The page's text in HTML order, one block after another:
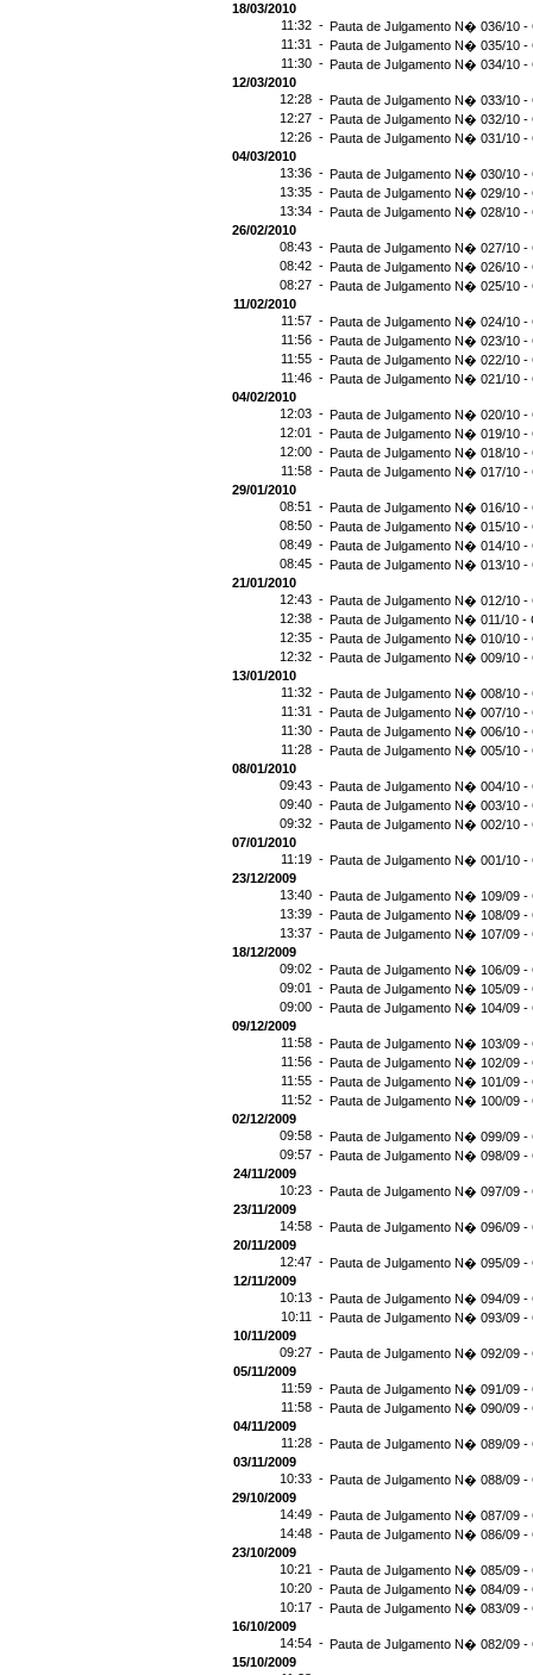
18/03/2010
11:32 - Pauta de Julgamento N� 036/10 -
11:31 - Pauta de Julgamento N� 035/10 -
11:30 - Pauta de Julgamento N� 034/10 -
12/03/2010
12:28 - Pauta de Julgamento N� 033/10 -
12:27 - Pauta de Julgamento N� 032/10 -
12:26 - Pauta de Julgamento N� 031/10 -
04/03/2010
13:36 - Pauta de Julgamento N� 030/10 -
13:35 - Pauta de Julgamento N� 029/10 -
13:34 - Pauta de Julgamento N� 028/10 -
26/02/2010
08:43 - Pauta de Julgamento N� 027/10 -
08:42 - Pauta de Julgamento N� 026/10 -
08:27 - Pauta de Julgamento N� 025/10 -
11/02/2010
11:57 - Pauta de Julgamento N� 024/10 -
11:56 - Pauta de Julgamento N� 023/10 -
11:55 - Pauta de Julgamento N� 022/10 -
11:46 - Pauta de Julgamento N� 021/10 -
04/02/2010
12:03 - Pauta de Julgamento N� 020/10 -
12:01 - Pauta de Julgamento N� 019/10 -
12:00 - Pauta de Julgamento N� 018/10 -
11:58 - Pauta de Julgamento N� 017/10 -
29/01/2010
08:51 - Pauta de Julgamento N� 016/10 -
08:50 - Pauta de Julgamento N� 015/10 -
08:49 - Pauta de Julgamento N� 014/10 -
08:45 - Pauta de Julgamento N� 013/10 -
21/01/2010
12:43 - Pauta de Julgamento N� 012/10 -
12:38 - Pauta de Julgamento N� 011/10 -
12:35 - Pauta de Julgamento N� 010/10 -
12:32 - Pauta de Julgamento N� 009/10 -
13/01/2010
11:32 - Pauta de Julgamento N� 008/10 -
11:31 - Pauta de Julgamento N� 007/10 -
11:30 - Pauta de Julgamento N� 006/10 -
11:28 - Pauta de Julgamento N� 005/10 -
08/01/2010
09:43 - Pauta de Julgamento N� 004/10 -
09:40 - Pauta de Julgamento N� 003/10 -
09:32 - Pauta de Julgamento N� 002/10 -
07/01/2010
11:19 - Pauta de Julgamento N� 001/10 -
23/12/2009
13:40 - Pauta de Julgamento N� 109/09 -
13:39 - Pauta de Julgamento N� 108/09 -
13:37 - Pauta de Julgamento N� 107/09 -
18/12/2009
09:02 - Pauta de Julgamento N� 106/09 -
09:01 - Pauta de Julgamento N� 105/09 -
09:00 - Pauta de Julgamento N� 104/09 -
09/12/2009
11:58 - Pauta de Julgamento N� 103/09 -
11:56 - Pauta de Julgamento N� 102/09 -
11:55 - Pauta de Julgamento N� 101/09 -
11:52 - Pauta de Julgamento N� 100/09 -
02/12/2009
09:58 - Pauta de Julgamento N� 099/09 -
09:57 - Pauta de Julgamento N� 098/09 -
24/11/2009
10:23 - Pauta de Julgamento N� 097/09 -
23/11/2009
14:58 - Pauta de Julgamento N� 096/09 -
20/11/2009
12:47 - Pauta de Julgamento N� 095/09 -
12/11/2009
10:13 - Pauta de Julgamento N� 094/09 -
10:11 - Pauta de Julgamento N� 093/09 -
10/11/2009
09:27 - Pauta de Julgamento N� 092/09 -
05/11/2009
11:59 - Pauta de Julgamento N� 091/09 -
11:58 - Pauta de Julgamento N� 090/09 -
04/11/2009
11:28 - Pauta de Julgamento N� 089/09 -
03/11/2009
10:33 - Pauta de Julgamento N� 088/09 -
29/10/2009
14:49 - Pauta de Julgamento N� 087/09 -
14:48 - Pauta de Julgamento N� 086/09 -
23/10/2009
10:21 - Pauta de Julgamento N� 085/09 -
10:20 - Pauta de Julgamento N� 084/09 -
10:17 - Pauta de Julgamento N� 083/09 -
16/10/2009
14:54 - Pauta de Julgamento N� 082/09 -
15/10/2009